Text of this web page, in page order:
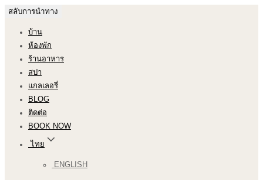
สลับการนำทาง
บ้าน
ห้องพัก
ร้านอาหาร
สปา
แกลเลอรี่
BLOG
ติดต่อ
BOOK NOW
ไทย
ENGLISH